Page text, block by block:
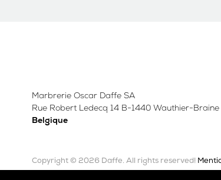
Marbrerie Oscar Daffe SA
Rue Robert Ledecq 14 B-1440 Wauthier-Braine
Belgique
Copyright © 2026 Daffe. All rights reserved!